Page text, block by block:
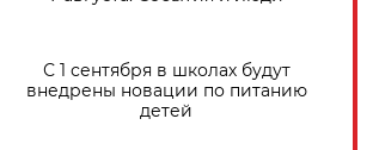
С 1 сентября в школах будут
внедрены новации по питанию
детей